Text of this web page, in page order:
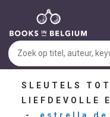
SLEUTELS
LIEFDEVOLLE